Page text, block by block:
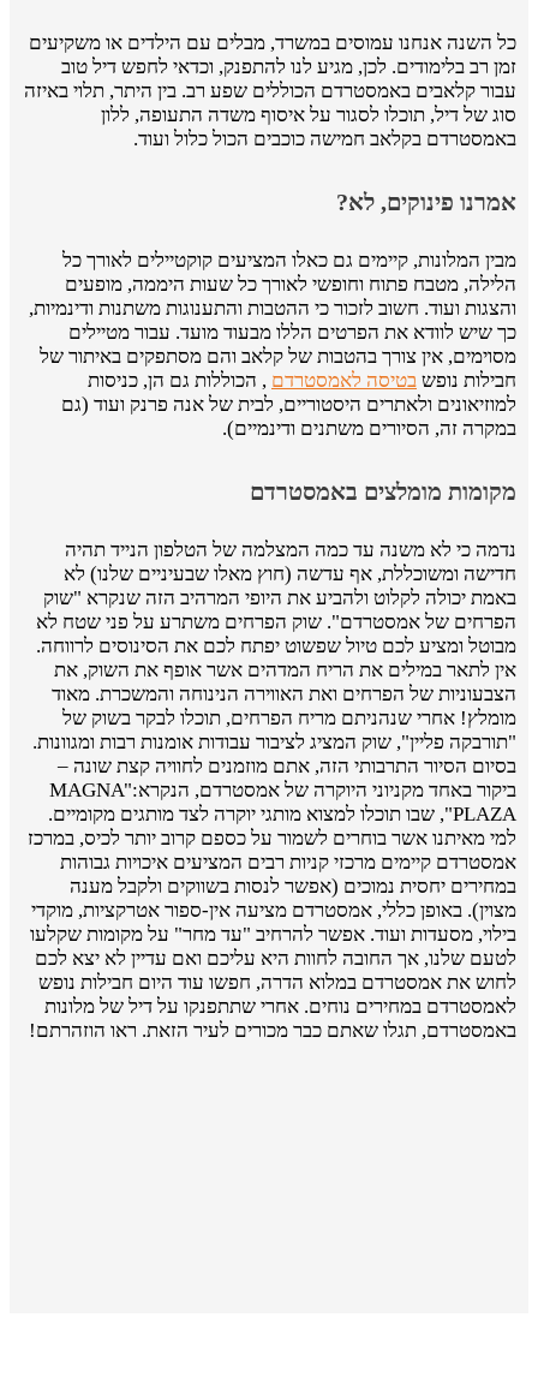
כל השנה אנחנו עמוסים במשרד, מבלים עם הילדים או משקיעים
זמן רב בלימודים. לכן, מגיע לנו להתפנק, וכדאי לחפש דיל טוב
עבור קלאבים באמסטרדם הכוללים שפע רב. בין היתר, תלוי באיזה
סוג של דיל, תוכלו לסגור על איסוף משדה התעופה, ללון
באמסטרדם בקלאב חמישה כוכבים הכול כלול ועוד.
אמרנו פינוקים, לא?
מבין המלונות, קיימים גם כאלו המציעים קוקטיילים לאורך כל
הלילה, מטבח פתוח וחופשי לאורך כל שעות היממה, מופעים
והצגות ועוד. חשוב לזכור כי ההטבות והתענוגות משתנות ודינמיות,
כך שיש לוודא את הפרטים הללו מבעוד מועד. עבור מטיילים
מסוימים, אין צורך בהטבות של קלאב והם מסתפקים באיתור של
חבילות נופש בטיסה לאמסטרדם , הכוללות גם הן, כניסות
למוזיאונים ולאתרים היסטוריים, לבית של אנה פרנק ועוד (גם
במקרה זה, הסיורים משתנים ודינמיים).
מקומות מומלצים באמסטרדם
נדמה כי לא משנה עד כמה המצלמה של הטלפון הנייד תהיה
חדישה ומשוכללת, אף עדשה (חוץ מאלו שבעיניים שלנו) לא
באמת יכולה לקלוט ולהביע את היופי המרהיב הזה שנקרא "שוק
הפרחים של אמסטרדם". שוק הפרחים משתרע על פני שטח לא
מבוטל ומציע לכם טיול שפשוט יפתח לכם את הסינוסים לרווחה.
אין לתאר במילים את הריח המדהים אשר אופף את השוק, את
הצבעוניות של הפרחים ואת האווירה הנינוחה והמשכרת. מאוד
מומלץ! אחרי שנהניתם מריח הפרחים, תוכלו לבקר בשוק של
"תורבקה פליין", שוק המציג לציבור עבודות אומנות רבות ומגוונות.
בסיום הסיור התרבותי הזה, אתם מוזמנים לחוויה קצת שונה –
ביקור באחד מקניוני היוקרה של אמסטרדם, הנקרא:"MAGNA
PLAZA", שבו תוכלו למצוא מותגי יוקרה לצד מותגים מקומיים.
למי מאיתנו אשר בוחרים לשמור על כספם קרוב יותר לכיס, במרכז
אמסטרדם קיימים מרכזי קניות רבים המציעים איכויות גבוהות
במחירים יחסית נמוכים (אפשר לנסות בשווקים ולקבל מענה
מצוין). באופן כללי, אמסטרדם מציעה אין-ספור אטרקציות, מוקדי
בילוי, מסעדות ועוד. אפשר להרחיב "עד מחר" על מקומות שקלעו
לטעם שלנו, אך החובה לחוות היא עליכם ואם עדיין לא יצא לכם
לחוש את אמסטרדם במלוא הדרה, חפשו עוד היום חבילות נופש
לאמסטרדם במחירים נוחים. אחרי שתתפנקו על דיל של מלונות
באמסטרדם, תגלו שאתם כבר מכורים לעיר הזאת. ראו הוזהרתם!